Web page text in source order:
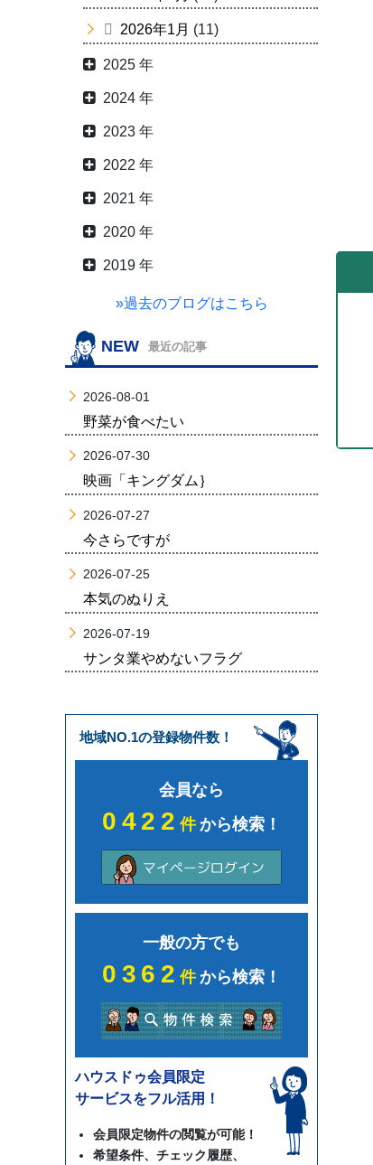
2026年1月 (11)
2025 年
2024 年
2023 年
2022 年
2021 年
2020 年
2019 年
»過去のブログはこちら
NEW 最近の記事
2026-08-01
野菜が食べたい
2026-07-30
映画「キングダム｝
2026-07-27
今さらですが
2026-07-25
本気のぬりえ
2026-07-19
サンタ業やめないフラグ
地域NO.1の登録物件数！
会員なら
0422件から検索！
一般の方でも
0362件から検索！
ハウスドゥ会員限定
サービスをフル活用！
会員限定物件の閲覧が可能！
希望条件、チェック履歴、